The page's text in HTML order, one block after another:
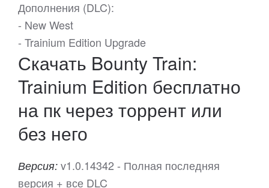
Дополнения (DLC):
- New West
- Trainium Edition Upgrade
Скачать Bounty Train:
Trainium Edition бесплатно
на пк через торрент или
без него
Версия: v1.0.14342 - Полная последняя
версия + все DLC